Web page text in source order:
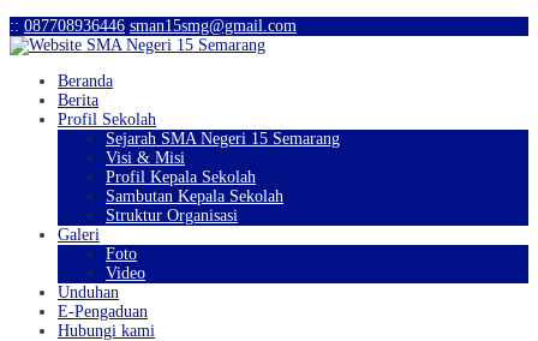
:: 087708936446 sman15smg@gmail.com
Beranda
Berita
Profil Sekolah
Sejarah SMA Negeri 15 Semarang
Visi & Misi
Profil Kepala Sekolah
Sambutan Kepala Sekolah
Struktur Organisasi
Galeri
Foto
Video
Unduhan
E-Pengaduan
Hubungi kami